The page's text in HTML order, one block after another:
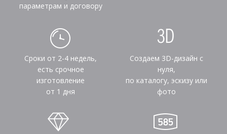
параметрам и договору
Сроки от 2-4 недель,
есть срочное
изготовление
от 1 дня
Создаем 3D-дизайн с
нуля,
по каталогу, эскизу или
фото